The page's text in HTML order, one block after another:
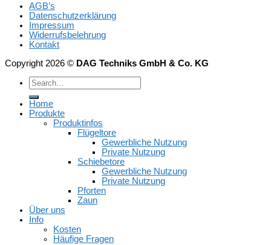
AGB’s
Datenschutzerklärung
Impressum
Widerrufsbelehrung
Kontakt
Copyright 2026 © DAG Techniks GmbH & Co. KG
Home
Produkte
Produktinfos
Flügeltore
Gewerbliche Nutzung
Private Nutzung
Schiebetore
Gewerbliche Nutzung
Private Nutzung
Pforten
Zaun
Über uns
Info
Kosten
Häufige Fragen